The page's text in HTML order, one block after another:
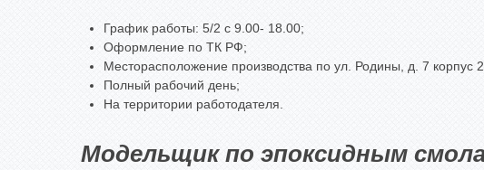
График работы: 5/2 с 9.00- 18.00;
Оформление по ТК РФ;
Месторасположение производства по ул. Родины, д. 7 корпус 2
Полный рабочий день;
На территории работодателя.
Модельщик по эпоксидным